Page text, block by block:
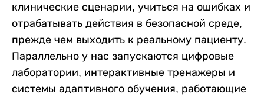
клинические сценарии, учиться на ошибках и
отрабатывать действия в безопасной среде,
прежде чем выходить к реальному пациенту.
Параллельно у нас запускаются цифровые
лаборатории, интерактивные тренажеры и
системы адаптивного обучения, работающие